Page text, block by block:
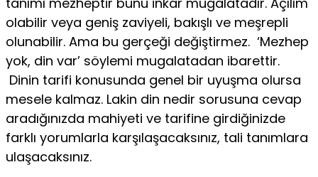
olabilir veya geniş zaviyeli, bakışlı ve meşrepli
olunabilir. Ama bu gerçeği değiştirmez. ‘Mezhep
yok, din var’ söylemi mugalatadan ibarettir.
Dinin tarifi konusunda genel bir uyuşma olursa
mesele kalmaz. Lakin din nedir sorusuna cevap
aradığınızda mahiyeti ve tarifine girdiğinizde
farklı yorumlarla karşılaşacaksınız, tali tanımlara
ulaşacaksınız.